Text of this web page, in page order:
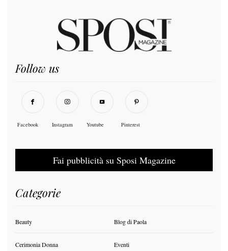
Follow us
Facebook Instagram Youtube Pinterest
Fai pubblicità su Sposi Magazine
Categorie
Beauty Blog di Paola
Cerimonia Donna Eventi